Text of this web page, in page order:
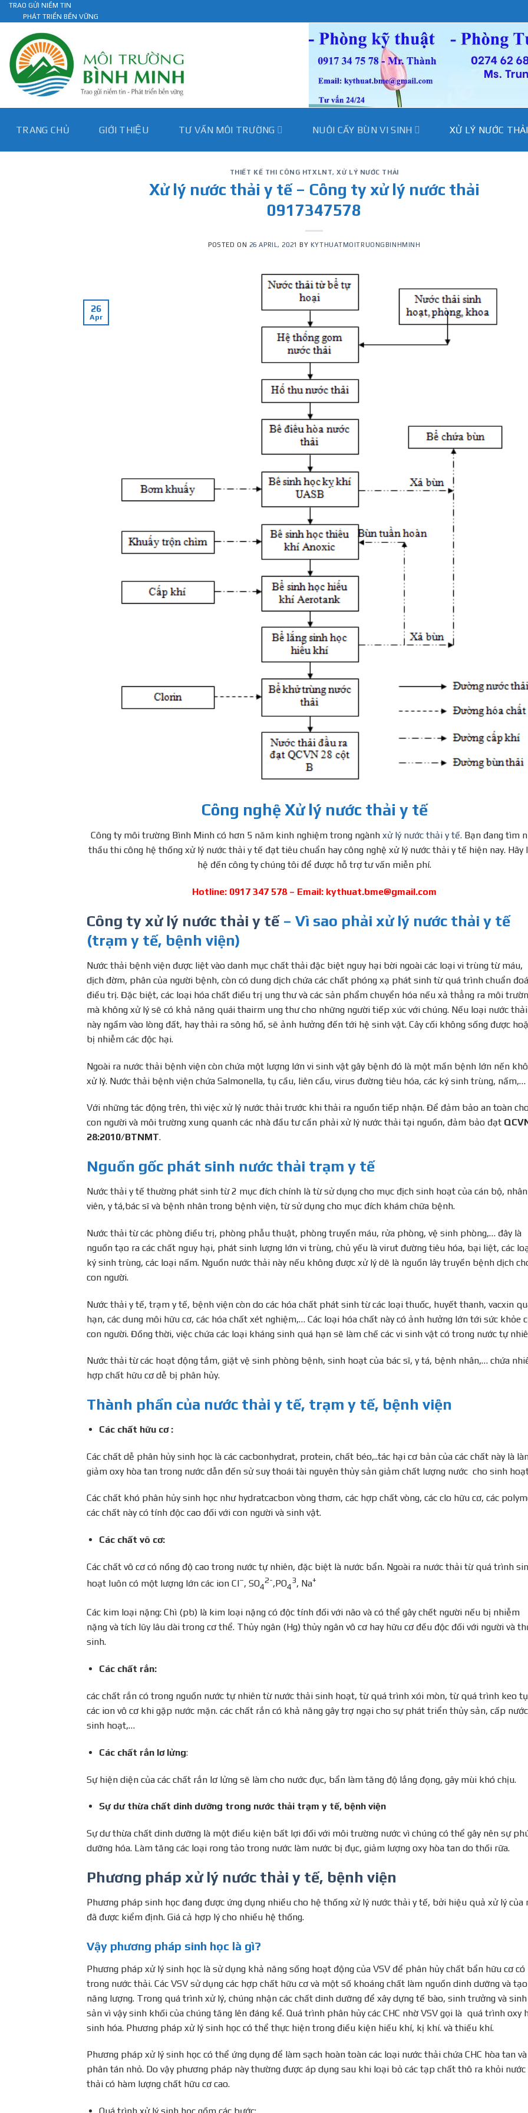
Skip
to
content
TRAO GỬI NIỀM TIN
PHÁT TRIỂN BỀN VỮNG
TRANG CHỦ GIỚI THIỆU TƯ VẤN MÔI TRƯỜNG NUÔI CẤY BÙN VI SINH XỬ LÝ NƯỚC THẢI
THIẾT KẾ THI CÔNG HTXLNT,XỬ LÝ NƯỚC THẢI
Xử lý nước thải y tế – Công ty xử lý nước thải
0917347578
POSTED ON 26 APRIL, 2021 BY KYTHUATMOITRUONGBINHMINH
26
Apr
Công nghệ Xử lý nước thải y tế
Công ty môi trường Bình Minh có hơn 5 năm kinh nghiệm trong ngànhxử lý nước thải y tế. Bạn đang tìm
thầu thi công hệ thống xử lý nước thải y tế đạt tiêu chuẩn hay công nghệ xử lý nước thải y tế hiện nay. Hãy
hệ đến công ty chúng tôi để được hỗ trợ tư vấn miễn phí.
Hotline: 0917 347 578 – Email: kythuat.bme@gmail.com
Công ty xử lý nước thải y tế– Vì sao phải xử lý nước thải y tế
(trạm y tế, bệnh viện)
Nước thải bệnh viện được liệt vào danh mục chất thải đặc biệt nguy hại bời ngoài các loại vi trùng từ máu,
dịch đờm, phân của người bệnh, còn có dung dịch chứa các chất phóng xạ phát sinh từ quá trình chuẩn
điều trị. Đặc biệt, các loại hóa chất điều trị ung thư và các sản phẩm chuyển hóa nếu xả thẳng ra môi
mà không xử lý sẽ có khả năng quái thairm ung thư cho những người tiếp xúc với chúng. Nếu loại nước thải
này ngầm vào lòng đất, hay thải ra sông hồ, sẽ ảnh hưởng đến tới hệ sinh vật. Cây cối không sống được
bị nhiễm các độc hại.
Ngoài ra nước thải bệnh viện còn chứa một lượng lớn vi sinh vật gây bệnh đó là một mần bệnh lớn nến
xử lý. Nước thải bệnh viện chứa Salmonella, tụ cầu, liên cầu, virus đường tiêu hóa, các ký sinh trùng, nấm,…
Với những tác động trên, thì việc xử lý nước thải trước khi thải ra nguồn tiếp nhận. Để đảm bảo an toàn
con người và môi trường xung quanh các nhà đầu tư cần phải xử lý nước thải tại nguồn, đảm bảo đạt
28:2010/BTNMT.
Nguồn gốc phát sinh nước thải trạm y tế
Nước thải y tế thường phát sinh từ 2 mục đích chính là từ sử dụng cho mục địch sinh hoạt của cán bộ, nhân
viên, y tá,bác sĩ và bệnh nhân trong bệnh viện, từ sử dụng cho mục đích khám chữa bệnh.
Nước thải từ các phòng điều trị, phòng phẫu thuật, phòng truyền máu, rửa phòng, vệ sinh phòng,… đây là
nguồn tạo ra các chất nguy hại, phát sinh lượng lớn vi trùng, chủ yếu là virut đường tiêu hóa, bại liệt, các
ký sinh trùng, các loại nấm. Nguồn nước thải này nếu không được xử lý dẽ là nguồn lây truyền bệnh dịch
con người.
Nước thải y tế, trạm y tế, bệnh viện còn do các hóa chất phát sinh từ các loại thuốc, huyết thanh, vacxin
hạn, các dung môi hữu cơ, các hóa chất xét nghiệm,… Các loại hóa chất này có ảnh hưởng lớn tới sức khỏe
con người. Đồng thời, việc chứa các loại kháng sinh quá hạn sẽ làm chế các vi sinh vật có trong nước tự
Nước thải từ các hoạt động tắm, giặt vệ sinh phòng bệnh, sinh hoạt của bác sĩ, y tá, bệnh nhân,… chứa
hợp chất hữu cơ dễ bị phân hủy.
Thành phần của nước thải y tế, trạm y tế, bệnh viện
Các chất hữu cơ :
Các chất dễ phân hủy sinh học là các cacbonhydrat, protein, chất béo,..tác hại cơ bản của các chất này là
giảm oxy hòa tan trong nước dẫn đến sử suy thoái tài nguyên thủy sản giảm chất lượng nước cho sinh
Các chất khó phân hủy sinh học như hydratcacbon vòng thơm, các hợp chất vòng, các clo hữu cơ, các
các chất này có tính độc cao đối với con người và sinh vật.
Các chất vô cơ:
Các chất vô cơ có nồng độ cao trong nước tự nhiên, đặc biệt là nước bẩn. Ngoài ra nước thải từ quá trình
hoạt luôn có một lượng lớn các ion Cl–, SO4
2-,PO4
3, Na+
Các kim loại nặng: Chì (pb) là kim loại nặng có độc tính đối với não và có thể gây chết người nếu bị nhiễm
nặng và tích lũy lâu dài trong cơ thể. Thủy ngân (Hg) thủy ngân vô cơ hay hữu cơ đều độc đối với người và
sinh.
Các chất rắn:
các chất rắn có trong nguồn nước tự nhiên từ nước thải sinh hoạt, từ quá trình xói mòn, từ quá trình keo tụ
các ion vô cơ khi gặp nước mặn. các chất rắn có khả năng gây trợ ngại cho sự phát triển thủy sản, cấp
sinh hoạt,…
Các chất rắn lơ lửng:
Sự hiện diện của các chất rắn lơ lửng sẽ làm cho nước đục, bẩn làm tăng độ lắng đọng, gây mùi khó chịu.
Sự dư thừa chất dinh dưỡng trong nước thải trạm y tế, bệnh viện
Sự dư thừa chất dinh dưỡng là một điều kiện bất lợi đối với môi trường nước vì chúng có thể gây nên sự
dưỡng hóa. Làm tăng các loại rong tảo trong nước làm nước bị đục, giảm lượng oxy hòa tan do thối rữa.
Phương pháp xử lý nước thải y tế, bệnh viện
Phương pháp sinh học đang được ứng dụng nhiều cho hệ thống xử lý nước thải y tế, bởi hiệu quả xử lý của
đã được kiểm định. Giá cả hợp lý cho nhiều hệ thống.
Vậy phương pháp sinh học là gì?
Phương pháp xử lý sinh học là sử dụng khả năng sống hoạt động của VSV để phân hủy chất bẩn hữu cơ có
trong nước thải. Các VSV sử dụng các hợp chất hữu cơ và một số khoáng chất làm nguồn dinh dưỡng và tạo
năng lượng. Trong quá trình xử lý, chúng nhận các chất dinh dưỡng để xây dựng tế bào, sinh trưởng và sinh
sản vì vậy sinh khối của chúng tăng lên đáng kể. Quá trình phân hủy các CHC nhờ VSV gọi là quá trình oxy
sinh hóa. Phương pháp xử lý sinh học có thể thực hiện trong điều kiện hiếu khí, kị khí. và thiếu khí.
Phương pháp xử lý sinh học có thể ứng dụng để làm sạch hoàn toàn các loại nước thải chứa CHC hòa tan và
phân tán nhỏ. Do vậy phương pháp này thường được áp dụng sau khi loại bỏ các tạp chất thô ra khỏi nước
thải có hàm lượng chất hữu cơ cao.